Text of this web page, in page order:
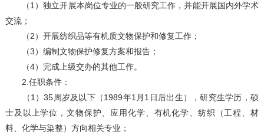
（1）独立开展本岗位专业的一般研究工作，并能开展国内外学术
交流；
（2）开展纺织品等有机质文物保护和修复工作；
（3）编制文物保护修复方案和报告；
（4）完成上级交办的其他工作。
2.任职条件：
（1）35周岁及以下（1989年1月1日后出生），研究生学历，硕
士及以上学位，文物保护、应用化学、有机化学、纺织（工程、材
料、化学与染整）方向相关专业；